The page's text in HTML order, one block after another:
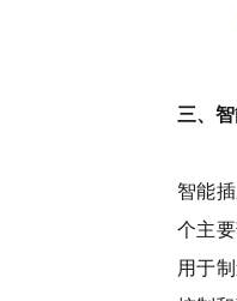
三、
智能
个主
用于